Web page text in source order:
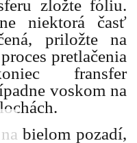
zložte fóliu.
niektorá časť
priložte na
pretlačenia
fransfer
voskom na
bielom pozadí,